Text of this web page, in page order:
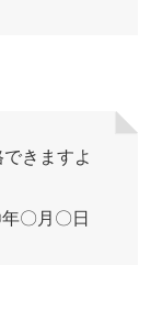
きますよ
〇月〇日